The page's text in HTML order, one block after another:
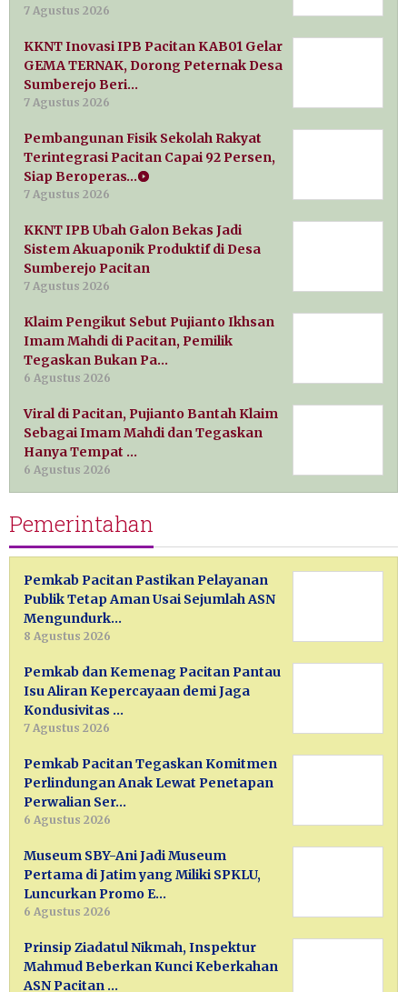
7 Agustus 2026
KKNT Inovasi IPB Pacitan KAB01 Gelar
GEMA TERNAK, Dorong Peternak Desa
Sumberejo Beri…
7 Agustus 2026
Pembangunan Fisik Sekolah Rakyat
Terintegrasi Pacitan Capai 92 Persen,
Siap Beroperas…
7 Agustus 2026
KKNT IPB Ubah Galon Bekas Jadi
Sistem Akuaponik Produktif di Desa
Sumberejo Pacitan
7 Agustus 2026
Klaim Pengikut Sebut Pujianto Ikhsan
Imam Mahdi di Pacitan, Pemilik
Tegaskan Bukan Pa…
6 Agustus 2026
Viral di Pacitan, Pujianto Bantah Klaim
Sebagai Imam Mahdi dan Tegaskan
Hanya Tempat …
6 Agustus 2026
Pemerintahan
Pemkab Pacitan Pastikan Pelayanan
Publik Tetap Aman Usai Sejumlah ASN
Mengundurk…
8 Agustus 2026
Pemkab dan Kemenag Pacitan Pantau
Isu Aliran Kepercayaan demi Jaga
Kondusivitas …
7 Agustus 2026
Pemkab Pacitan Tegaskan Komitmen
Perlindungan Anak Lewat Penetapan
Perwalian Ser…
6 Agustus 2026
Museum SBY-Ani Jadi Museum
Pertama di Jatim yang Miliki SPKLU,
Luncurkan Promo E…
6 Agustus 2026
Prinsip Ziadatul Nikmah, Inspektur
Mahmud Beberkan Kunci Keberkahan
ASN Pacitan …